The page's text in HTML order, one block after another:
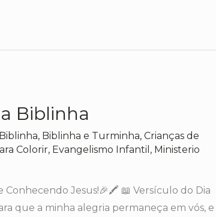
Biblinha
, Biblinha e Turminha, Crianças de
Colorir, Evangelismo Infantil , Ministerio
Conhecendo Jesus!🎉🖍️ 📖 Versículo do Dia
que a minha alegria permaneça em vós, e